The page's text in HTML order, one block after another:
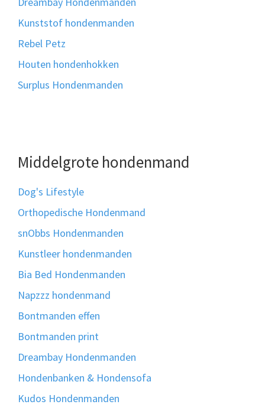
Kunststof hondenmanden
Rebel Petz
Houten hondenhokken
Surplus Hondenmanden
Middelgrote hondenmand
Dog's Lifestyle
Orthopedische Hondenmand
snObbs Hondenmanden
Kunstleer hondenmanden
Bia Bed Hondenmanden
Napzzz hondenmand
Bontmanden effen
Bontmanden print
Dreambay Hondenmanden
Hondenbanken & Hondensofa
Kudos Hondenmanden